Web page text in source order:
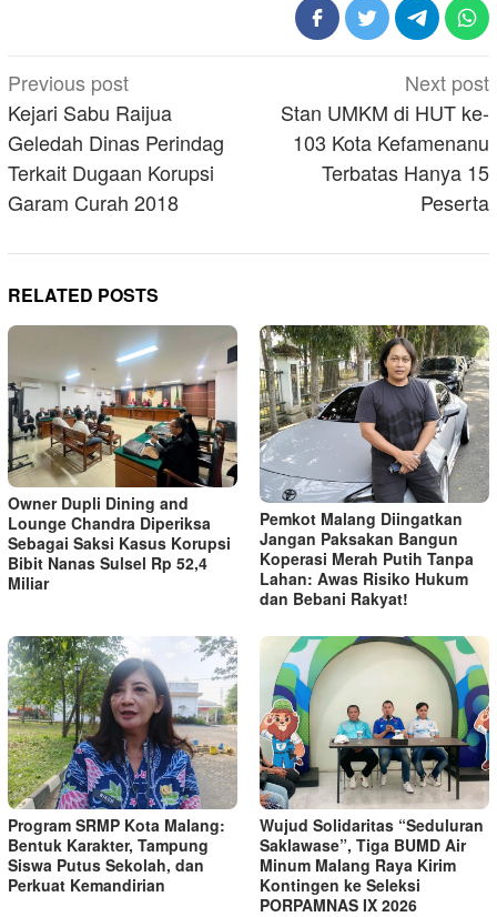
Post
navigation
Previous post
Kejari Sabu Raijua
Geledah Dinas Perindag
Terkait Dugaan Korupsi
Garam Curah 2018
Next post
Stan UMKM di HUT ke-
103 Kota Kefamenanu
Terbatas Hanya 15
Peserta
RELATED POSTS
Owner Dupli Dining and
Lounge Chandra Diperiksa
Sebagai Saksi Kasus Korupsi
Bibit Nanas Sulsel Rp 52,4
Miliar
Pemkot Malang Diingatkan
Jangan Paksakan Bangun
Koperasi Merah Putih Tanpa
Lahan: Awas Risiko Hukum
dan Bebani Rakyat!
Program SRMP Kota Malang:
Bentuk Karakter, Tampung
Siswa Putus Sekolah, dan
Perkuat Kemandirian
Wujud Solidaritas “Seduluran
Saklawase”, Tiga BUMD Air
Minum Malang Raya Kirim
Kontingen ke Seleksi
PORPAMNAS IX 2026